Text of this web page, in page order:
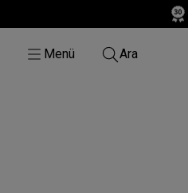
Menü Ara